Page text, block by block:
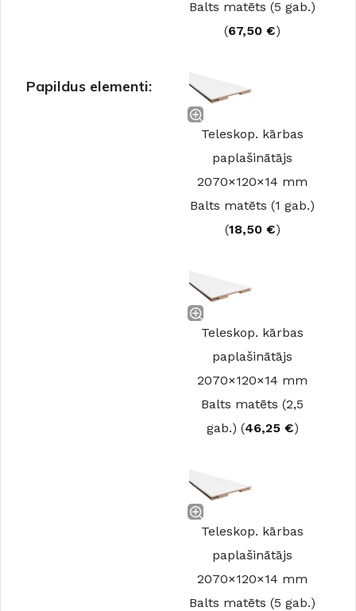
Papildus elementi:
Balts matēts (5 gab.)
(67,50 €)
Teleskop. kārbas
paplašinātājs
2070×120×14 mm
Balts matēts (1 gab.)
(18,50 €)
Teleskop. kārbas
paplašinātājs
2070×120×14 mm
Balts matēts (2,5
gab.) (46,25 €)
Teleskop. kārbas
paplašinātājs
2070×120×14 mm
Balts matēts (5 gab.)